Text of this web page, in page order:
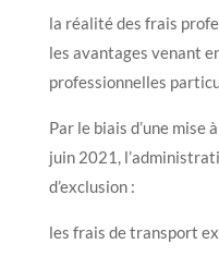
la réalité des frais
les avantages venant
professionnelles
Par le biais d’une mise
juin 2021,
d’exclusion :
les frais de transport